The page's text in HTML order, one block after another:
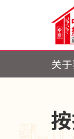
关